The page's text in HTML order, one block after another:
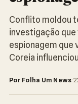
Conflito moldou
investigação que
espionagem que
Coreia
Por Folha Um News·